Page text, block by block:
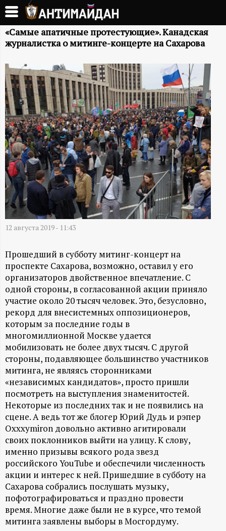
Перейти
основному
содержанию
А
Т
И
М
А
Й
Д
А
Н
-
и
н
ф
о
р
м
а
ц
и
о
«Самые апатичные протестующие». Канадская
журналистка о митинге-концерте на Сахарова
12 августа 2019 - 11:43
Прошедший в субботу митинг-концерт на
проспекте Сахарова, возможно, оставил у его
организаторов двойственное впечатление. С
одной стороны, в согласованной акции приняло
участие около 20 тысяч человек. Это, безусловно,
рекорд для внесистемных оппозиционеров,
которым за последние годы в
многомиллионной Москве удается
мобилизовать не более двух тысяч. С другой
стороны, подавляющее большинство участников
митинга, не являясь сторонниками
«независимых кандидатов», просто пришли
посмотреть на выступления знаменитостей.
Некоторые из последних так и не появились на
сцене. А ведь тот же блогер Юрий Дудь и рэпер
Oxxxymiron довольно активно агитировали
своих поклонников выйти на улицу. К слову,
именно призывы всякого рода звезд
российского YouTube и обеспечили численность
акции и интерес к ней. Пришедшие в субботу на
Сахарова собрались послушать музыку,
пофотографироваться и праздно провести
время. Многие даже были не в курсе, что темой
митинга заявлены выборы в Мосгордуму.